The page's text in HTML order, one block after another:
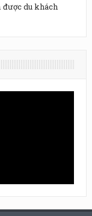
được du khách